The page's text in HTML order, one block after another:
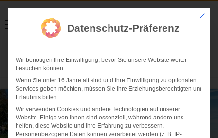
Helmut Swoboda
Fotografie
Herzlich willkommen
Mit
Datenschutz-Präferenz
Wir benötigen Ihre Einwilligung, bevor Sie unsere Website weiter
besuchen können.
Wenn Sie unter 16 Jahre alt sind und Ihre Einwilligung zu optionalen
Services geben möchten, müssen Sie Ihre Erziehungsberechtigten um
Erlaubnis bitten.
Wir verwenden Cookies und andere Technologien auf unserer
Website. Einige von ihnen sind essenziell, während andere uns
helfen, diese Website und Ihre Erfahrung zu verbessern.
Personenbezogene Daten können verarbeitet werden (z. B. IP-